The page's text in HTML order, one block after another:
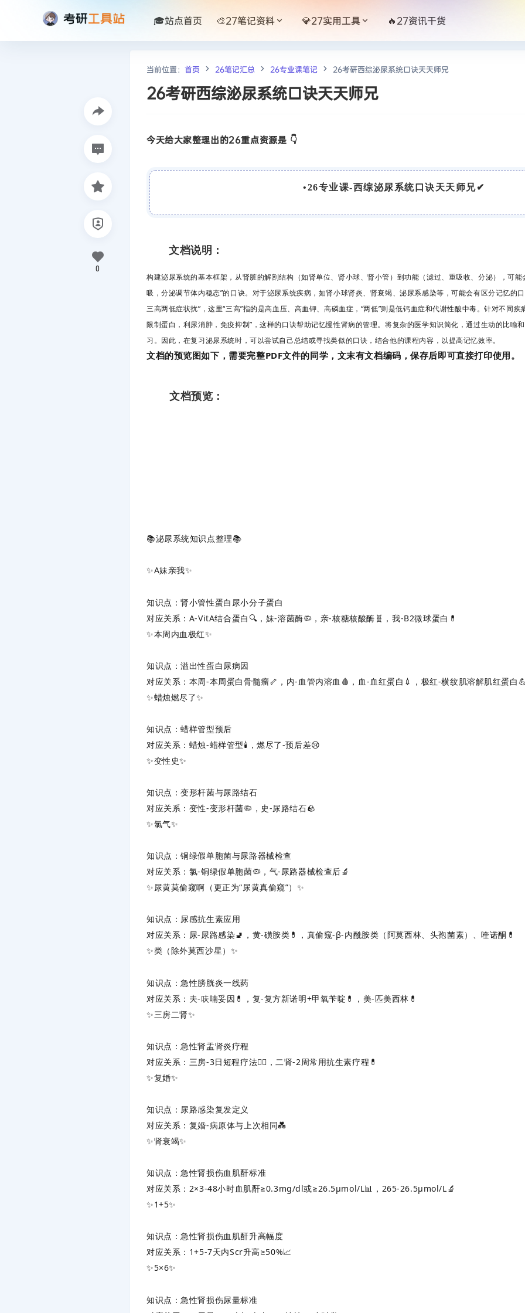
🎓站点首页 🎨27笔记资料 💎27实用工具 🔥27资讯干货
当前位置： 首页 26笔记汇总 26专业课笔记 26考研西综泌尿系统口诀天天师兄
26考研西综泌尿系统口诀天天师兄
今天给大家整理出的26重点资源是 👇
•26专业课-西综泌尿系统口诀天天师兄✔
文档说明：
构建泌尿系统的基本框架，从肾脏的解剖结构（如肾单位、肾小球、肾小管）到功能（滤过、重吸收、分泌），可
吸，分泌调节体内稳态”的口诀。对于泌尿系统疾病，如肾小球肾炎、肾衰竭、泌尿系感染等，可能会有区分记忆的
三高两低症状扰”，这里“三高”指的是高血压、高血钾、高磷血症，“两低”则是低钙血症和代谢性酸中毒。针对不同
限制蛋白，利尿消肿，免疫抑制”，这样的口诀帮助记忆慢性肾病的管理。将复杂的医学知识简化，通过生动的比喻
习。因此，在复习泌尿系统时，可以尝试自己总结或寻找类似的口诀，结合他的课程内容，以提高记忆效率。
文档的预览图如下，需要完整PDF文件的同学，文末有文档编码，保存后即可直接打印使用。
文档预览：
📚泌尿系统知识点整理📚
✨‌A妹亲我‌✨
知识点 ‌：肾小管性蛋白尿小分子蛋白
对应关系 ‌：A-VitA结合蛋白🔍，妹-溶菌酶🦠，亲-核糖核酸酶🧬，我-B2微球蛋白💊
✨‌本周内血极红‌✨
知识点 ‌：溢出性蛋白尿病因
对应关系 ：本周-本周蛋白骨髓瘤🦴，内-血管内溶血🩸，血-血红蛋白💉，极红-横纹肌溶解肌红蛋白
✨‌蜡烛燃尽了‌✨
知识点 ‌：蜡样管型预后
对应关系 ‌：蜡烛-蜡样管型🕯️，燃尽了-预后差😢
✨‌变性史‌✨
知识点 ‌：变形杆菌与尿路结石
对应关系 ‌：变性-变形杆菌🦠，史-尿路结石🪨
✨‌氯气‌✨
知识点 ‌：铜绿假单胞菌与尿路器械检查
对应关系 ‌：氯-铜绿假单胞菌🦠，气-尿路器械检查后🔬
✨‌尿黄莫偷窥啊 ‌（更正为“尿黄真偷窥”）✨
知识点 ‌：尿感抗生素应用
对应关系 ‌：尿-尿路感染🚽，黄-磺胺类💊，真偷窥-β-内酰胺类（阿莫西林、头孢菌素）、喹诺酮💊
✨‌类（除外莫西沙星） ‌✨
知识点 ‌：急性膀胱炎一线药
对应关系 ‌：夫-呋喃妥因💊，复-复方新诺明+甲氧苄啶💊，美-匹美西林💊
✨‌三房二肾‌✨
知识点 ‌：急性肾盂肾炎疗程
对应关系 ‌：三房-3日短程疗法👩‍⚕️，二肾-2周常用抗生素疗程💊
✨‌复婚‌✨
知识点 ‌：尿路感染复发定义
对应关系 ‌：复婚-病原体与上次相同💑
✨‌肾衰竭‌✨
知识点 ‌：急性肾损伤血肌酐标准
对应关系 ‌：2×3-48小时血肌酐≥0.3mg/dl或≥26.5μmol/L📊，265-26.5μmol/L🔬
✨‌1+5‌✨
知识点 ‌：急性肾损伤血肌酐升高幅度
对应关系 ‌：1+5-7天内Scr升高≥50%📈
✨‌5×6‌✨
知识点 ‌：急性肾损伤尿量标准
0